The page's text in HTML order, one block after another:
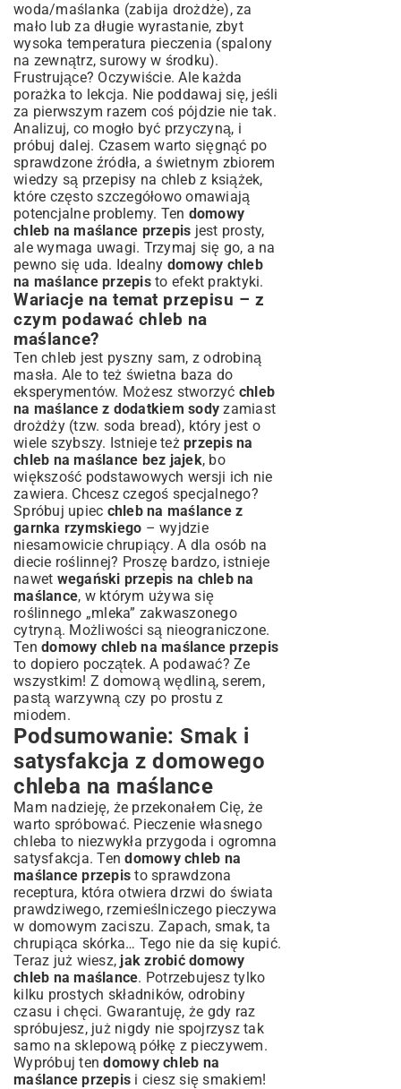
woda/maślanka (zabija drożdże), za
mało lub za długie wyrastanie, zbyt
wysoka temperatura pieczenia (spalony
na zewnątrz, surowy w środku).
Frustrujące? Oczywiście. Ale każda
porażka to lekcja. Nie poddawaj się, jeśli
za pierwszym razem coś pójdzie nie tak.
Analizuj, co mogło być przyczyną, i
próbuj dalej. Czasem warto sięgnąć po
sprawdzone źródła, a świetnym zbiorem
wiedzy są przepisy na chleb z książek,
które często szczegółowo omawiają
potencjalne problemy. Ten domowy
chleb na maślance przepis jest prosty,
ale wymaga uwagi. Trzymaj się go, a na
pewno się uda. Idealny domowy chleb
na maślance przepisto efekt praktyki.
Wariacje na temat przepisu – z
czym podawać chleb na
maślance?
Ten chleb jest pyszny sam, z odrobiną
masła. Ale to też świetna baza do
eksperymentów. Możesz stworzyć chleb
na maślance z dodatkiem sody zamiast
drożdży (tzw. soda bread), który jest o
wiele szybszy. Istnieje też przepis na
chleb na maślance bez jajek, bo
większość podstawowych wersji ich nie
zawiera. Chcesz czegoś specjalnego?
Spróbuj upiec chleb na maślance z
garnka rzymskiego – wyjdzie
niesamowicie chrupiący. A dla osób na
diecie roślinnej? Proszę bardzo, istnieje
nawet wegański przepis na chleb na
maślance, w którym używa się
roślinnego „mleka” zakwaszonego
cytryną. Możliwości są nieograniczone.
Ten domowy chleb na maślance przepis
to dopiero początek. A podawać? Ze
wszystkim! Z domową wędliną, serem,
pastą warzywną czy po prostu z
miodem.
Podsumowanie: Smak i
satysfakcja z domowego
chleba na maślance
Mam nadzieję, że przekonałem Cię, że
warto spróbować. Pieczenie własnego
chleba to niezwykła przygoda i ogromna
satysfakcja. Tendomowy chleb na
maślance przepis to sprawdzona
receptura, która otwiera drzwi do świata
prawdziwego, rzemieślniczego pieczywa
w domowym zaciszu. Zapach, smak, ta
chrupiąca skórka… Tego nie da się kupić.
Teraz już wiesz, jak zrobić domowy
chleb na maślance. Potrzebujesz tylko
kilku prostych składników, odrobiny
czasu i chęci. Gwarantuję, że gdy raz
spróbujesz, już nigdy nie spojrzysz tak
samo na sklepową półkę z pieczywem.
Wypróbuj tendomowy chleb na
maślance przepis i ciesz się smakiem!